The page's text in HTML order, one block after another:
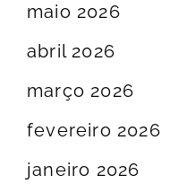
maio 2026
abril 2026
março 2026
fevereiro 2026
janeiro 2026